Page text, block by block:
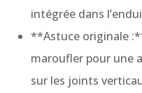
intégrée dans
**Astuce originale
maroufler pour une
sur les joints